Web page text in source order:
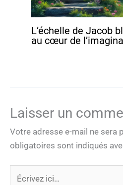
L’échelle de Jacob
au cœur de
Laisser un
Votre adresse e-mail ne sera
obligatoires sont indiqués